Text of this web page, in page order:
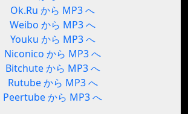
Ok.Ru から MP3 へ
Weibo から MP3 へ
Youku から MP3 へ
Niconico から MP3 へ
Bitchute から MP3 へ
Rutube から MP3 へ
Peertube から MP3 へ